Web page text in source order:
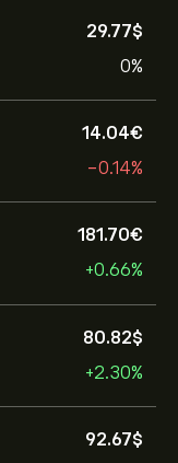
29.77‎$‎
0%
14.04‎€‎
-0.14%
181.70‎€‎
+0.66%
80.82‎$‎
+2.30%
92.67‎$‎